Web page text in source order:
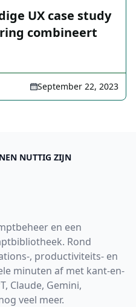
UX case study
combineert
September 22, 2023
NUTTIG ZIJN
en een
Rond
, productiviteits- en
minuten af met kant-en-
Claude, Gemini,
veel meer.